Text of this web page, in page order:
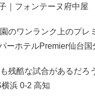
｜フォンテーヌ府中屋
のワンランク上のプレ
ーホテルPremier仙台国
残酷な試合があるだろ
浜 0-2 高知